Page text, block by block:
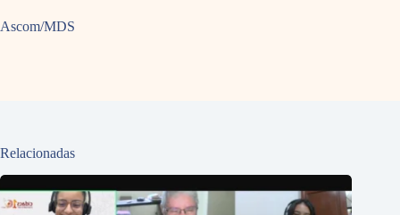
Ascom/MDS
Relacionadas